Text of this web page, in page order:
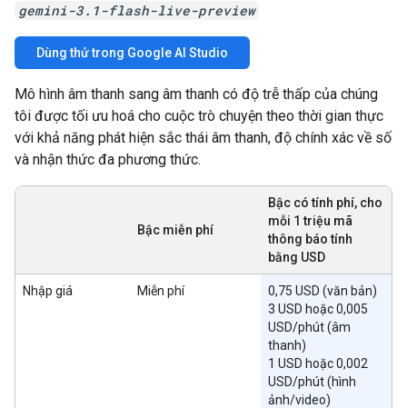
gemini-3.1-flash-live-preview
Dùng thử trong Google AI Studio
Mô hình âm thanh sang âm thanh có độ trễ thấp của chúng
tôi được tối ưu hoá cho cuộc trò chuyện theo thời gian thực
với khả năng phát hiện sắc thái âm thanh, độ chính xác về số
và nhận thức đa phương thức.
Bậc miễn phí
Bậc có tính phí, cho
mỗi 1 triệu mã
thông báo tính
bằng USD
Nhập giá Miễn phí
0,75 USD (văn bản)
3 USD hoặc 0,005
USD/phút (âm
thanh)
1 USD hoặc 0,002
USD/phút (hình
ảnh/video)